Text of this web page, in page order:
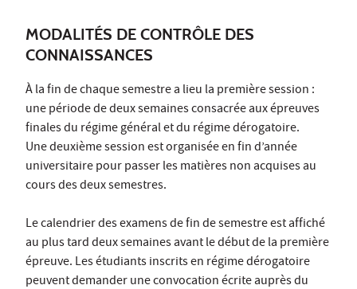
MODALITÉS DE CONTRÔLE DES
CONNAISSANCES
À la fin de chaque semestre a lieu la première session :
une période de deux semaines consacrée aux épreuves
finales du régime général et du régime dérogatoire.
Une deuxième session est organisée en fin d’année
universitaire pour passer les matières non acquises au
cours des deux semestres.
Le calendrier des examens de fin de semestre est affiché
au plus tard deux semaines avant le début de la première
épreuve. Les étudiants inscrits en régime dérogatoire
peuvent demander une convocation écrite auprès du